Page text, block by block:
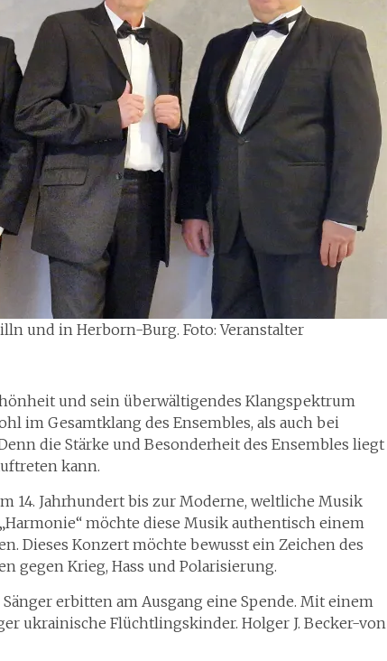
und in Herborn-Burg. Foto: Veranstalter
und sein überwältigendes Klangspektrum
im Gesamtklang des Ensembles, als auch bei
die Stärke und Besonderheit des Ensembles liegt
kann.
14. Jahrhundert bis zur Moderne, weltliche Musik
möchte diese Musik authentisch einem
Dieses Konzert möchte bewusst ein Zeichen des
gegen Krieg, Hass und Polarisierung.
erbitten am Ausgang eine Spende. Mit einem
ukrainische Flüchtlingskinder. Holger J. Becker-von